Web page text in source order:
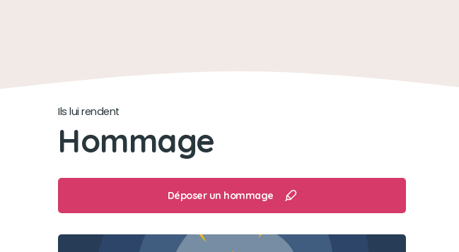
Ils lui rendent
Hommage
Déposer un hommage